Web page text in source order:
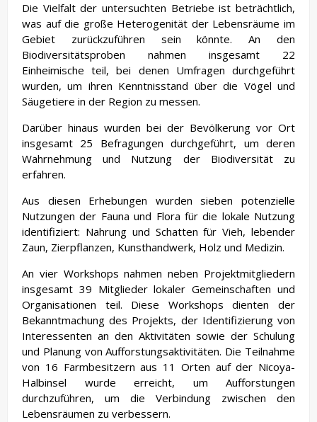
Die Vielfalt der untersuchten Betriebe ist beträchtlich,
was auf die große Heterogenität der Lebensräume im
Gebiet zurückzuführen sein könnte. An den
Biodiversitätsproben nahmen insgesamt 22
Einheimische teil, bei denen Umfragen durchgeführt
wurden, um ihren Kenntnisstand über die Vögel und
Säugetiere in der Region zu messen.
Darüber hinaus wurden bei der Bevölkerung vor Ort
insgesamt 25 Befragungen durchgeführt, um deren
Wahrnehmung und Nutzung der Biodiversität zu
erfahren.
Aus diesen Erhebungen wurden sieben potenzielle
Nutzungen der Fauna und Flora für die lokale Nutzung
identifiziert: Nahrung und Schatten für Vieh, lebender
Zaun, Zierpflanzen, Kunsthandwerk, Holz und Medizin.
An vier Workshops nahmen neben Projektmitgliedern
insgesamt 39 Mitglieder lokaler Gemeinschaften und
Organisationen teil. Diese Workshops dienten der
Bekanntmachung des Projekts, der Identifizierung von
Interessenten an den Aktivitäten sowie der Schulung
und Planung von Aufforstungsaktivitäten. Die Teilnahme
von 16 Farmbesitzern aus 11 Orten auf der Nicoya-
Halbinsel wurde erreicht, um Aufforstungen
durchzuführen, um die Verbindung zwischen den
Lebensräumen zu verbessern.